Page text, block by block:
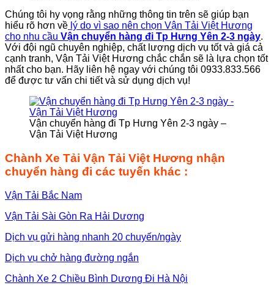
Chúng tôi hy vọng rằng những thông tin trên sẽ giúp bạn
hiểu rõ hơn về lý do vì sao nên chọn Vận Tải Việt Hương
cho nhu cầu Vận chuyển hàng đi Tp Hưng Yên 2-3 ngày.
Với đội ngũ chuyên nghiệp, chất lượng dịch vụ tốt và giá cả
cạnh tranh, Vận Tải Việt Hương chắc chắn sẽ là lựa chọn tốt
nhất cho bạn. Hãy liên hệ ngay với chúng tôi 0933.833.566
để được tư vấn chi tiết và sử dụng dịch vụ!
Vận chuyển hàng đi Tp Hưng Yên 2-3 ngày –
Vận Tải Việt Hương
Chành Xe Tải Vận Tải Việt Hương nhận
chuyển hàng đi các tuyến khác :
Vận Tải Bắc Nam
Vận Tải Sài Gòn Ra Hải Dương
Dịch vụ gửi hàng nhanh 20 chuyến/ngày
Dịch vụ chở hàng đường ngắn
Chành Xe 2 Chiều Bình Dương Đi Hà Nội